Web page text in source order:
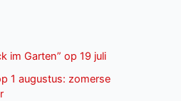
im Garten” op 19 juli
1 augustus: zomerse